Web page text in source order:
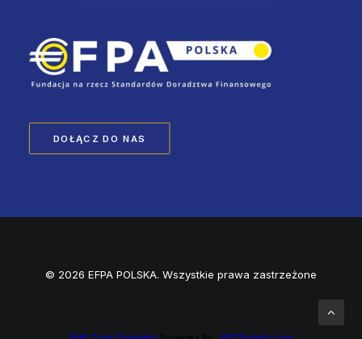
DOŁĄCZ DO NAS
© 2026 EFPA POLSKA. Wszystkie prawa zastrzeżone